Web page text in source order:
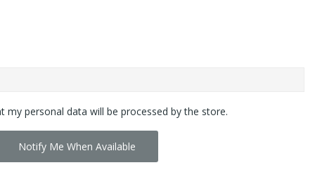
my personal data will be processed by the store.
Notify Me When Available